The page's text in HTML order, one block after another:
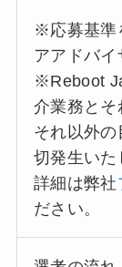
※応募基準
アアドバイ
※Reboot
介業務とそ
それ以外
切発生いた
詳細は弊社
ださい。